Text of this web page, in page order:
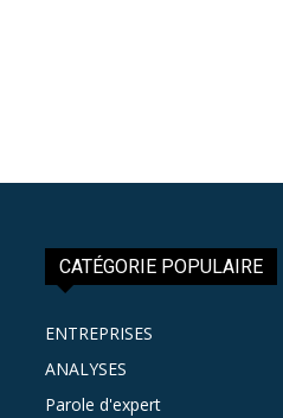
CATÉGORIE POPULAIRE
ENTREPRISES
ANALYSES
Parole d'expert